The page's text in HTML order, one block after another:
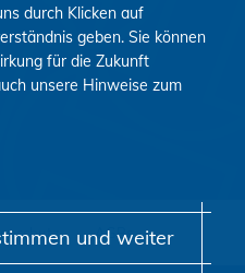
AGBs
durch Klicken auf
geben. Sie können
für die Zukunft
unsere Hinweise zum
und weiter